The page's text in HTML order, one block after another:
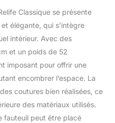
quotidien
tout
【Massage
dos sans vibrations】
d'un massage
dos apaisant sans
gênantes.
avancée cible
les points
pression pour
Classique se présente
élégante, qui s’intègre
intérieur. Avec des
et un poids de 52
imposant pour offrir une
encombrer l’espace. La
coutures bien réalisées, ce
des matériaux utilisés.
fauteuil peut être placé